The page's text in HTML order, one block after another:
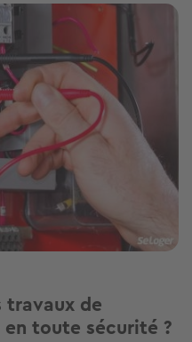
travaux de
toute sécurité ?